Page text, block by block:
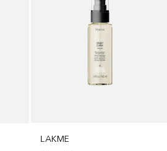
LAKME